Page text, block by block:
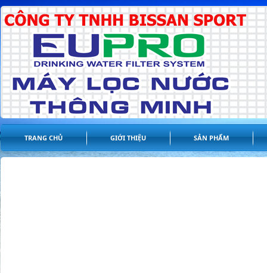
TRANG CHỦ GIỚI THIỆU SẢN PHẨM